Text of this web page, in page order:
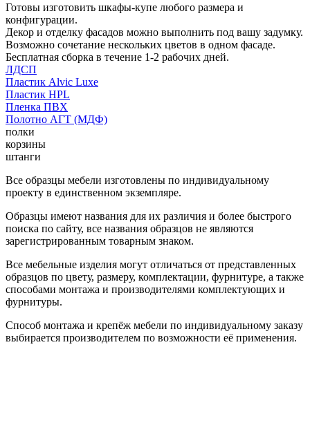
Готовы изготовить шкафы-купе любого размера и
конфигурации.
Декор и отделку фасадов можно выполнить под вашу задумку.
Возможно сочетание нескольких цветов в одном фасаде.
Бесплатная сборка в течение 1-2 рабочих дней.
ЛДСП
Пластик Alvic Luxe
Пластик HPL
Пленка ПВХ
Полотно АГТ (МДФ)
полки
корзины
штанги
Все образцы мебели изготовлены по индивидуальному
проекту в единственном экземпляре.
Образцы имеют названия для их различия и более быстрого
поиска по сайту, все названия образцов не являются
зарегистрированным товарным знаком.
Все мебельные изделия могут отличаться от представленных
образцов по цвету, размеру, комплектации, фурнитуре, а также
способами монтажа и производителями комплектующих и
фурнитуры.
Способ монтажа и крепёж мебели по индивидуальному заказу
выбирается производителем по возможности её применения.